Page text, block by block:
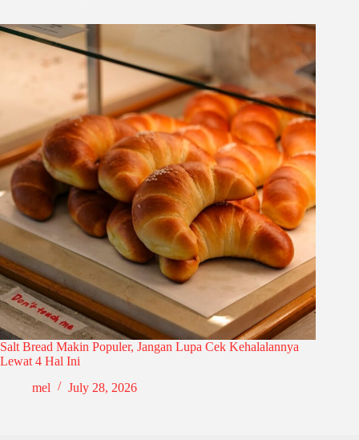
Salt Bread Makin Populer, Jangan Lupa Cek Kehalalannya
Lewat 4 Hal Ini
mel
July 28, 2026